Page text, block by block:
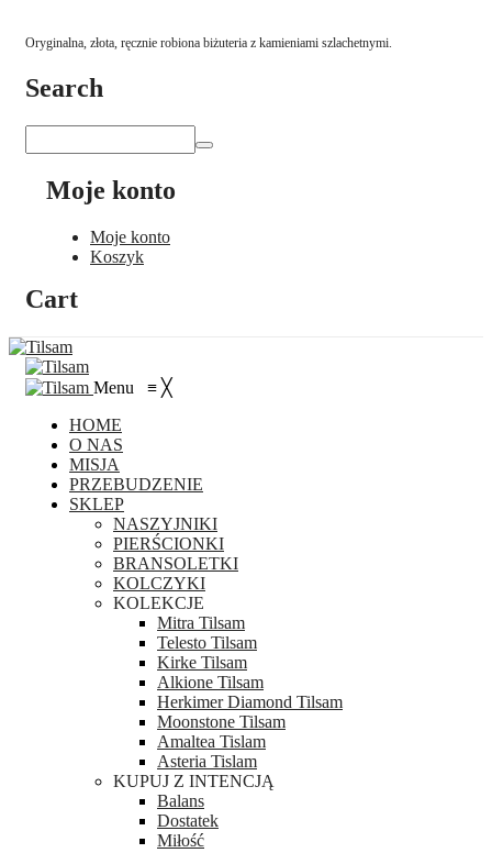
Oryginalna, złota, ręcznie robiona biżuteria z kamieniami szlachetnymi.
Search
Moje konto
Moje konto
Koszyk
Cart
Menu ≡ ╳
HOME
O NAS
MISJA
PRZEBUDZENIE
SKLEP
NASZYJNIKI
PIERŚCIONKI
BRANSOLETKI
KOLCZYKI
KOLEKCJE
Mitra Tilsam
Telesto Tilsam
Kirke Tilsam
Alkione Tilsam
Herkimer Diamond Tilsam
Moonstone Tilsam
Amaltea Tislam
Asteria Tislam
KUPUJ Z INTENCJĄ
Balans
Dostatek
Miłość